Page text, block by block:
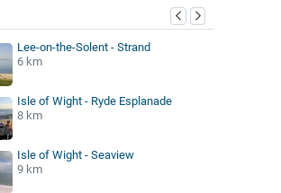
Lee-on-the-Solent - Strand
6 km
Isle of Wight - Ryde Esplanade
8 km
Isle of Wight - Seaview
9 km